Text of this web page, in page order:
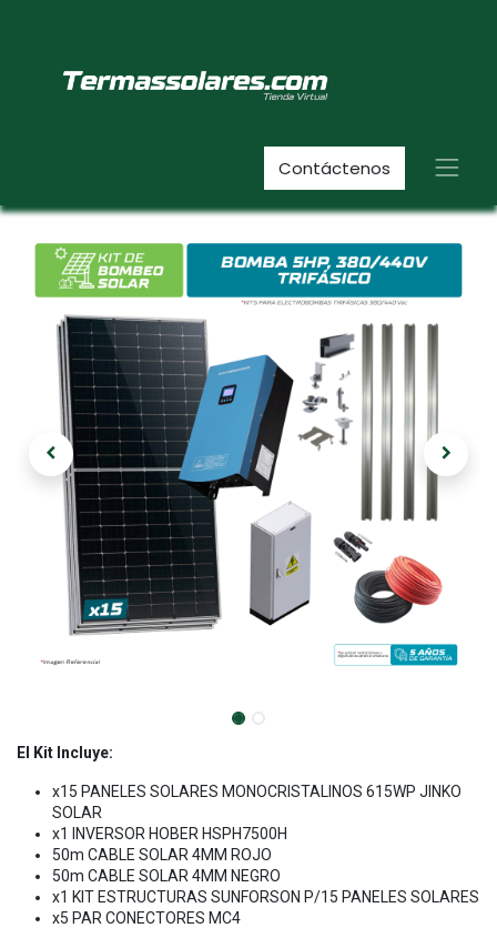
Contáctenos
El Kit Incluye:
x15 PANELES SOLARES MONOCRISTALINOS 615WP JINKO
SOLAR
x1 INVERSOR HOBER HSPH7500H
50m CABLE SOLAR 4MM ROJO
50m CABLE SOLAR 4MM NEGRO
x1 KIT ESTRUCTURAS SUNFORSON P/15 PANELES SOLARES
x5 PAR CONECTORES MC4